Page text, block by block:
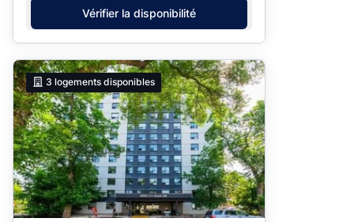
Vérifier la disponibilité
3 logements disponibles